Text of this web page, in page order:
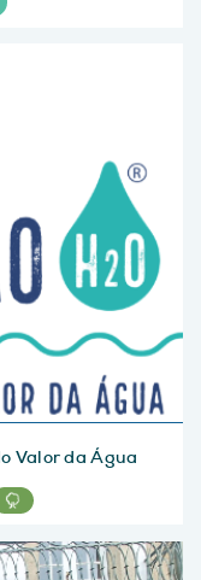
Valor da Água